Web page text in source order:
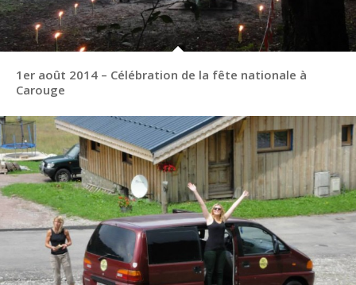
1er août 2014 – Célébration de la fête nationale à
Carouge